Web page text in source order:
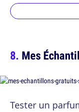
Mes
Tester un